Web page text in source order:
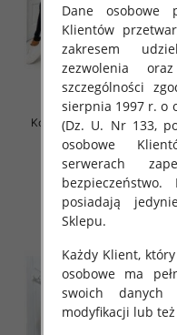
Komplet damskie Roz
Mix Kolor Paczka 6 szt
55.00 zł
szczegóły
Dane osobowe
Klientów
zakresem
zezwolenia
szczególności
sierpnia 1997 r. o
(Dz. U. Nr 133,
osobowe
serwerach
posiadają
Sklepu.
Każdy Klient,
osobowe ma
swoich
modyfikacji lub